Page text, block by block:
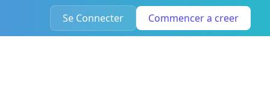
Se Connecter Commencer a creer